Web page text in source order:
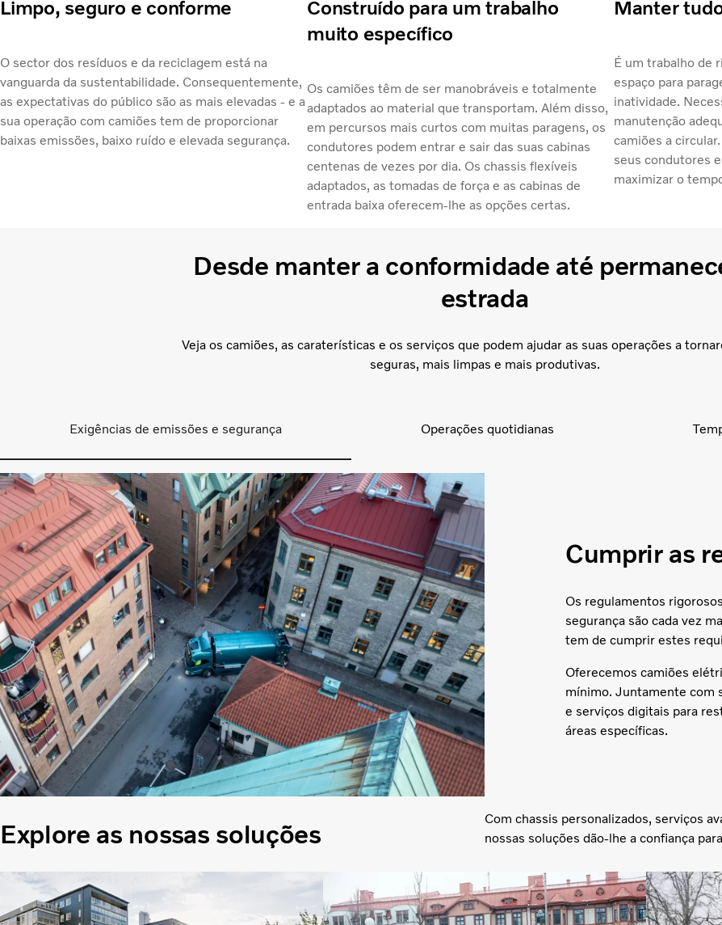
Limpo, seguro e conforme
O sector dos resíduos e da reciclagem está na
vanguarda da sustentabilidade. Consequentemente,
as expectativas do público são as mais elevadas - e a
sua operação com camiões tem de proporcionar
baixas emissões, baixo ruído e elevada segurança.
Construído para um trabalho
muito específico
Os camiões têm de ser manobráveis e totalmente
adaptados ao material que transportam. Além disso,
em percursos mais curtos com muitas paragens, os
condutores podem entrar e sair das suas cabinas
centenas de vezes por dia. Os chassis flexíveis
adaptados, as tomadas de força e as cabinas de
entrada baixa oferecem-lhe as opções certas.
Manter
É um trabalho de
espaço para
inatividade.
manutenção
camiões a
seus condutores
maximizar o
Desde manter a conformidade até
estrada
Veja os camiões, as caraterísticas e os serviços que podem ajudar as suas operações a
seguras, mais limpas e mais produtivas.
Exigências de emissões e segurança Operações quotidianas
Cumprir as
Os regulamentos
segurança são cada vez
tem de cumprir estes
Oferecemos camiões
mínimo. Juntamente com
e serviços digitais para
áreas específicas.
Explore as nossas soluções
Com chassis personalizados, serviços
nossas soluções dão-lhe a confiança